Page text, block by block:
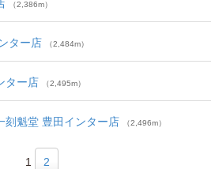
（2,386m）
ター店 （2,484m）
ター店 （2,495m）
刻魁堂 豊田インター店 （2,496m）
1 2